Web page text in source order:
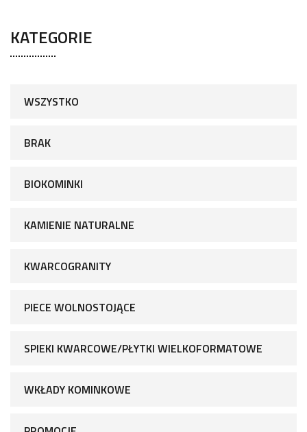
KATEGORIE
WSZYSTKO
BRAK
BIOKOMINKI
KAMIENIE NATURALNE
KWARCOGRANITY
PIECE WOLNOSTOJĄCE
SPIEKI KWARCOWE/PŁYTKI WIELKOFORMATOWE
WKŁADY KOMINKOWE